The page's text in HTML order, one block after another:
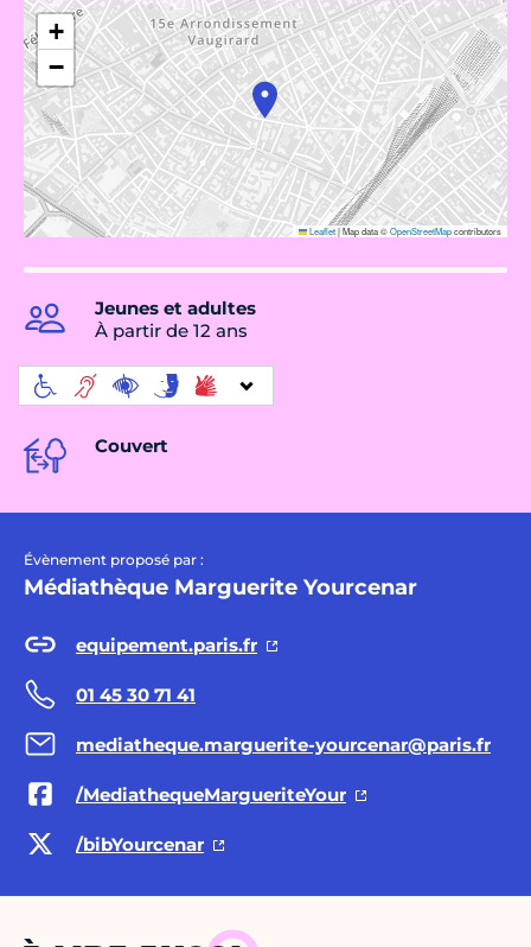
+
−
Leaflet|Map data ©OpenStreetMapcontributors
Jeunes et adultes
À partir de 12 ans
Couvert
Évènement proposé par :
Médiathèque Marguerite Yourcenar
equipement.paris.fr
01 45 30 71 41
mediatheque.marguerite-yourcenar@paris.fr
/MediathequeMargueriteYour
/bibYourcenar